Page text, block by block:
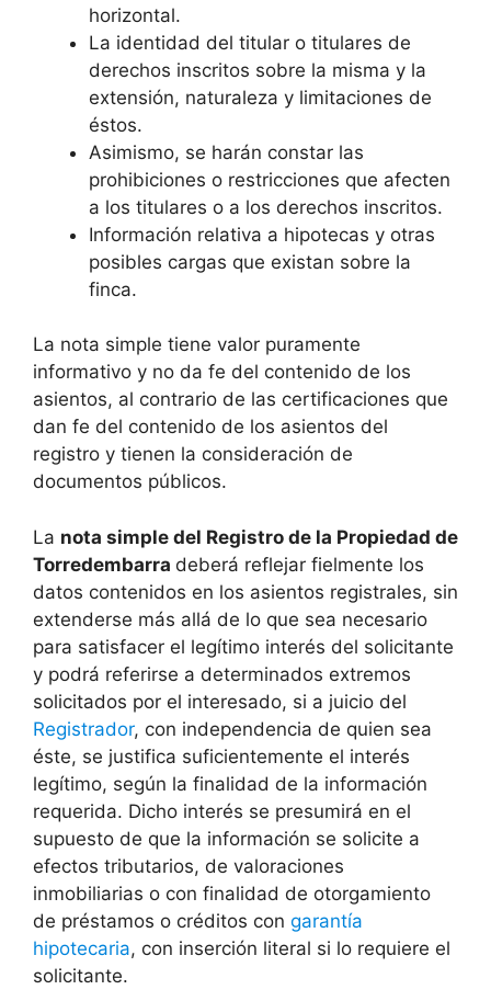
horizontal.
La identidad del titular o titulares de
derechos inscritos sobre la misma y la
extensión, naturaleza y limitaciones de
éstos.
Asimismo, se harán constar las
prohibiciones o restricciones que afecten
a los titulares o a los derechos inscritos.
Información relativa a hipotecas y otras
posibles cargas que existan sobre la
finca.
La nota simple tiene valor puramente
informativo y no da fe del contenido de los
asientos, al contrario de las certificaciones que
dan fe del contenido de los asientos del
registro y tienen la consideración de
documentos públicos.
La nota simple del Registro de la Propiedad de
Torredembarra deberá reflejar fielmente los
datos contenidos en los asientos registrales, sin
extenderse más allá de lo que sea necesario
para satisfacer el legítimo interés del solicitante
y podrá referirse a determinados extremos
solicitados por el interesado, si a juicio del
Registrador, con independencia de quien sea
éste, se justifica suficientemente el interés
legítimo, según la finalidad de la información
requerida. Dicho interés se presumirá en el
supuesto de que la información se solicite a
efectos tributarios, de valoraciones
inmobiliarias o con finalidad de otorgamiento
de préstamos o créditos con garantía
hipotecaria, con inserción literal si lo requiere el
solicitante.